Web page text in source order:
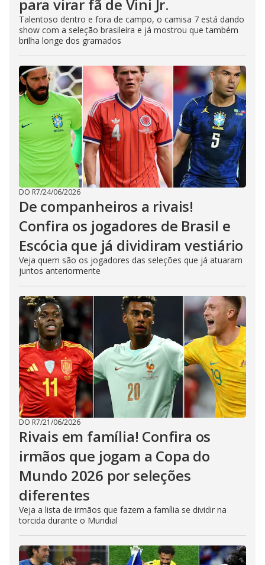
para virar fã de Vini Jr.
Talentoso dentro e fora de campo, o camisa 7 está dando
show com a seleção brasileira e já mostrou que também
brilha longe dos gramados
DO R7/24/06/2026
De companheiros a rivais!
Confira os jogadores de Brasil e
Escócia que já dividiram vestiário
Veja quem são os jogadores das seleções que já atuaram
juntos anteriormente
DO R7/21/06/2026
Rivais em família! Confira os
irmãos que jogam a Copa do
Mundo 2026 por seleções
diferentes
Veja a lista de irmãos que fazem a família se dividir na
torcida durante o Mundial